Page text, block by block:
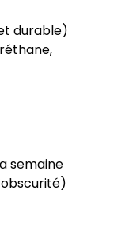
durable)
semaine